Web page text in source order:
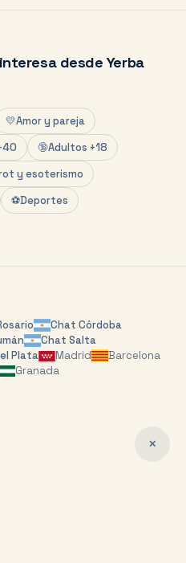
desde Yerba
💛Amor y pareja
🔞Adultos +18
y esoterismo
⚽Deportes
Chat Córdoba
Chat Salta
Plata Madrid
Barcelona
Granada
✕